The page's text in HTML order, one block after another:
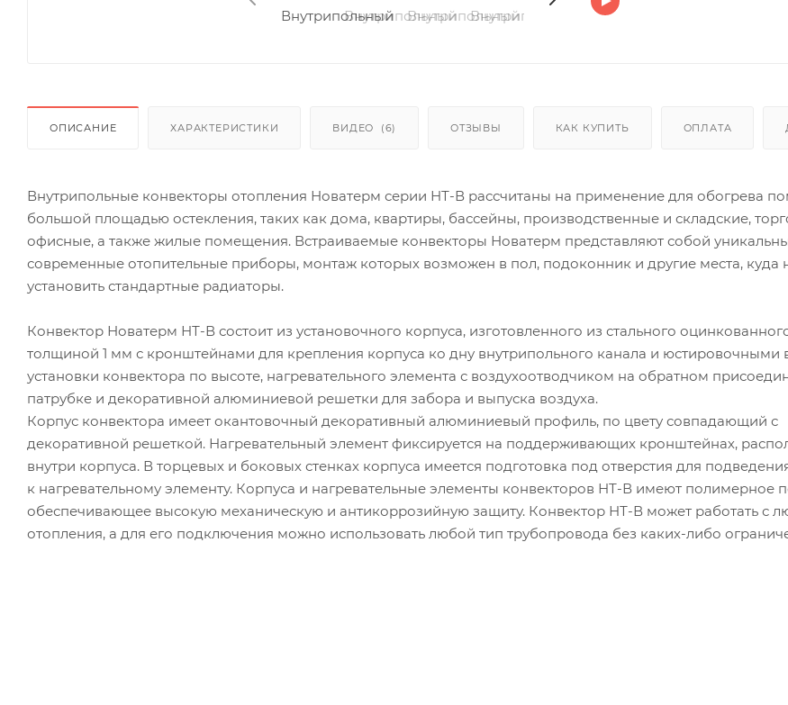
ОПИСАНИЕ ХАРАКТЕРИСТИКИ ВИДЕО (6) ОТЗЫВЫ КАК КУПИТЬ ОПЛАТА
Внутрипольные конвекторы отопления Новатерм серии НТ-В рассчитаны на применение для обогрева
большой площадью остекления, таких как дома, квартиры, бассейны, производственные и складские,
офисные, а также жилые помещения. Встраиваемые конвекторы Новатерм представляют собой
современные отопительные приборы, монтаж которых возможен в пол, подоконник и другие места, куда
установить стандартные радиаторы.
Конвектор Новатерм НТ-В состоит из установочного корпуса, изготовленного из стального
толщиной 1 мм с кронштейнами для крепления корпуса ко дну внутрипольного канала и юстировочными
установки конвектора по высоте, нагревательного элемента с воздухоотводчиком на обратном
патрубке и декоративной алюминиевой решетки для забора и выпуска воздуха.
Корпус конвектора имеет окантовочный декоративный алюминиевый профиль, по цвету совпадающий с
декоративной решеткой. Нагревательный элемент фиксируется на поддерживающих кронштейнах,
внутри корпуса. В торцевых и боковых стенках корпуса имеется подготовка под отверстия для
к нагревательному элементу. Корпуса и нагревательные элементы конвекторов НТ-В имеют полимерное
обеспечивающее высокую механическую и антикоррозийную защиту. Конвектор НТ-В может работать с
отопления, а для его подключения можно использовать любой тип трубопровода без каких-либо